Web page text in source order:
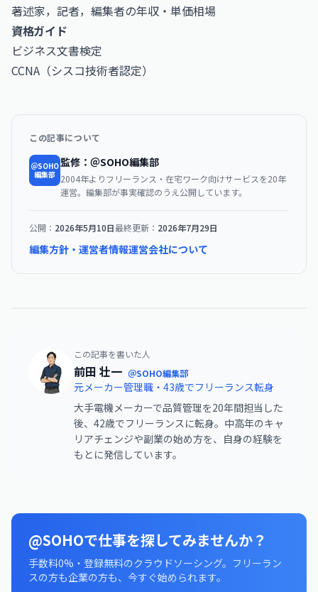
著述家，記者，編集者の年収・単価相場
資格ガイド
ビジネス文書検定
CCNA（シスコ技術者認定）
この記事について
＠SOHO
編集部
監修：＠SOHO編集部
2004年よりフリーランス・在宅ワーク向けサービスを20年
運営。編集部が事実確認のうえ公開しています。
公開： 2026年5月10日最終更新： 2026年7月29日
編集方針・運営者情報運営会社について
この記事を書いた人
前田 壮一 ＠SOHO編集部
元メーカー管理職・43歳でフリーランス転身
大手電機メーカーで品質管理を20年間担当した
後、42歳でフリーランスに転身。中高年のキャ
リアチェンジや副業の始め方を、自身の経験を
もとに発信しています。
@SOHOで仕事を探してみませんか？
手数料0%・登録無料のクラウドソーシング。フリーラン
スの方も企業の方も、今すぐ始められます。